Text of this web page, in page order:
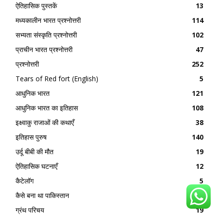
ऐतिहासिक पुस्तकें
13
मध्यकालीन भारत प्रश्नोत्तरी
114
सभ्यता संस्कृति प्रश्नोत्तरी
102
प्राचीन भारत प्रश्नोत्तरी
47
प्रश्नोत्तरी
252
Tears of Red fort (English)
5
आधुनिक भारत
121
आधुनिक भारत का इतिहास
108
इक्ष्वाकु राजाओं की कथाएँ
38
इतिहास पुरुष
140
उर्दू बीबी की मौत
19
ऐतिहासिक घटनाएँ
12
कैटेलॉग
5
कैसे बना था पाकिस्तान
129
ग्रंथ परिचय
19